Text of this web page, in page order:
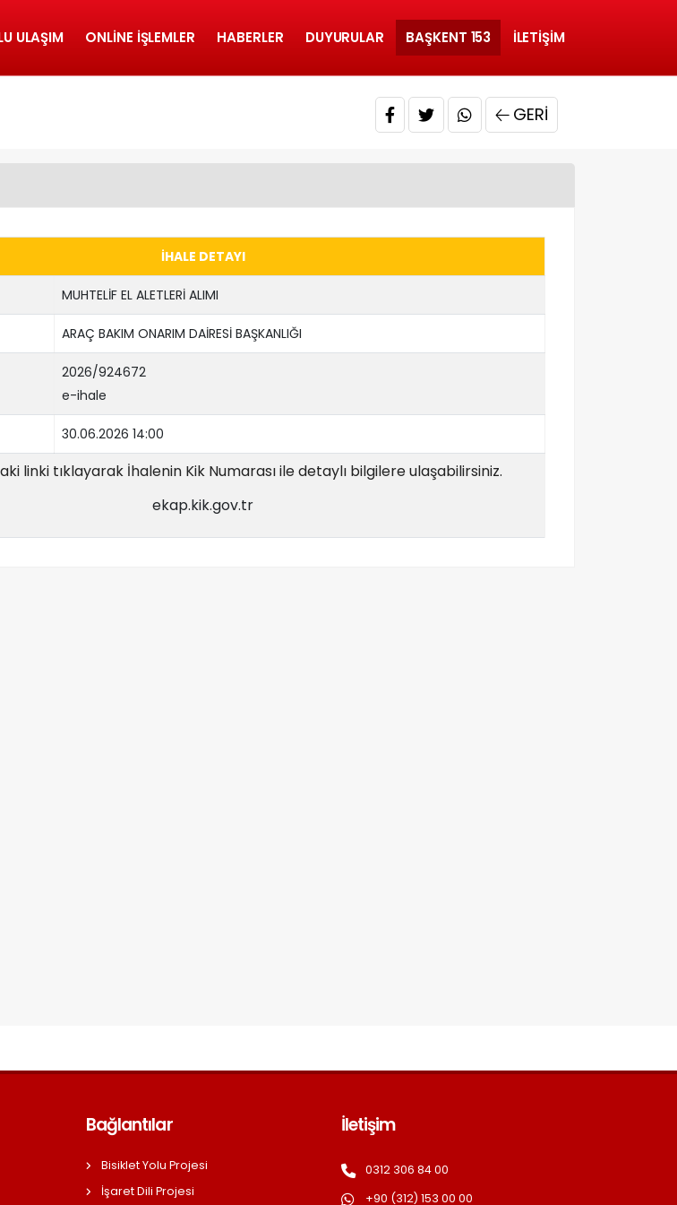
ULAŞIM ONLINE İŞLEMLER HABERLER DUYURULAR BAŞKENT 153 İLETIŞIM
GERI
İHALE DETAYI
MUHTELİF EL ALETLERİ ALIMI
ARAÇ BAKIM ONARIM DAİRESİ BAŞKANLIĞI
2026/924672
e-ihale
30.06.2026 14:00
linki tıklayarak İhalenin Kik Numarası ile detaylı bilgilere ulaşabilirsiniz.
ekap.kik.gov.tr
Bağlantılar
Bisiklet Yolu Projesi
İşaret Dili Projesi
İletişim
0312 306 84 00
+90 (312) 153 00 00